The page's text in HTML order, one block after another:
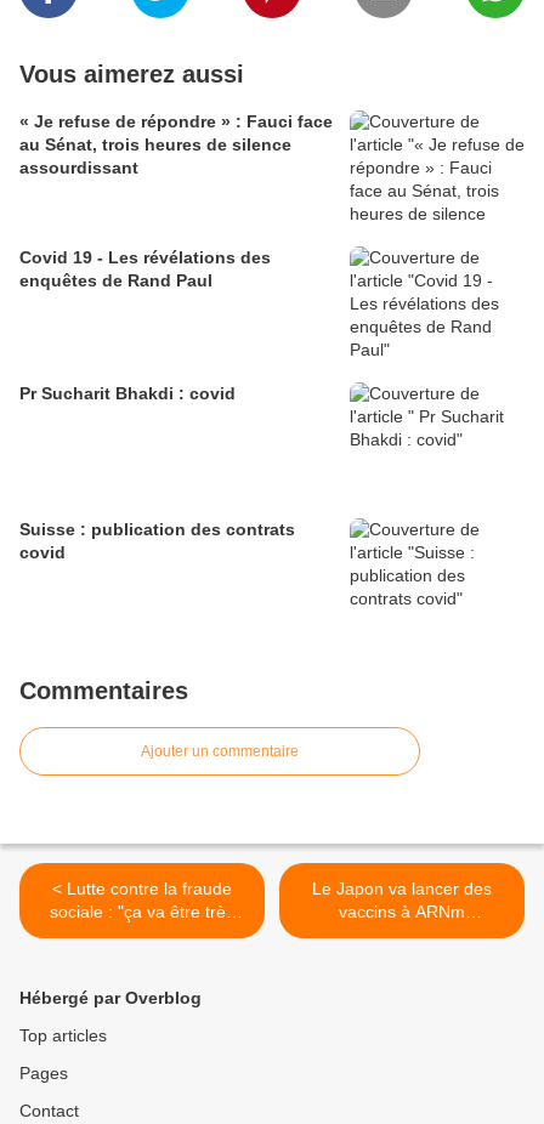
Vous aimerez aussi
« Je refuse de répondre » : Fauci face
au Sénat, trois heures de silence
assourdissant
Covid 19 - Les révélations des
enquêtes de Rand Paul
Pr Sucharit Bhakdi : covid
Suisse : publication des contrats
covid
Commentaires
Ajouter un commentaire
< Lutte contre la fraude
sociale : "ça va être très
compliqué pour Michel
Le Japon va lancer des
vaccins à ARNm
autorépliquants >
Hébergé par Overblog
Top articles
Pages
Contact